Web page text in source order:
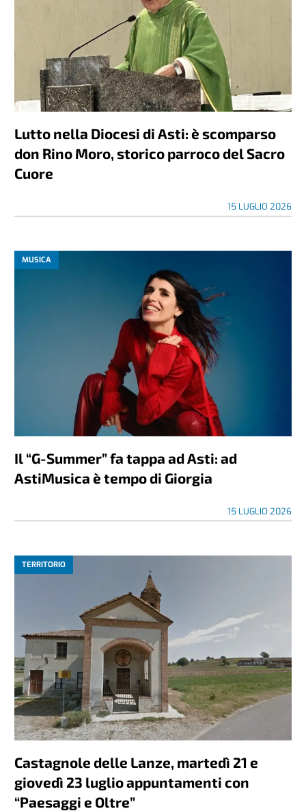
Lutto nella Diocesi di Asti: è scomparso
don Rino Moro, storico parroco del Sacro
Cuore
15 LUGLIO 2026
MUSICA
Il “G-Summer” fa tappa ad Asti: ad
AstiMusica è tempo di Giorgia
15 LUGLIO 2026
TERRITORIO
Castagnole delle Lanze, martedì 21 e
giovedì 23 luglio appuntamenti con
“Paesaggi e Oltre”